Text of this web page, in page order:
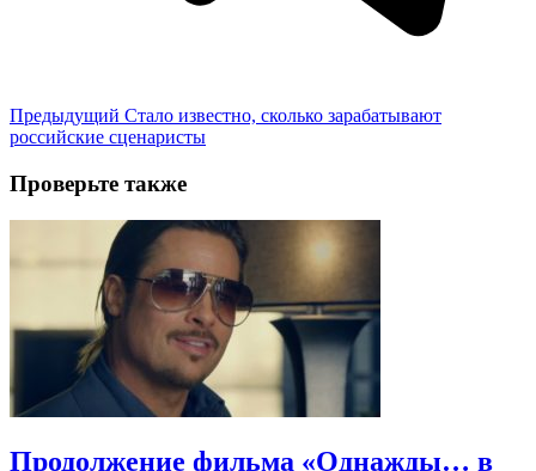
Предыдущий Стало известно, сколько зарабатывают
российские сценаристы
Проверьте также
Продолжение фильма «Однажды… в